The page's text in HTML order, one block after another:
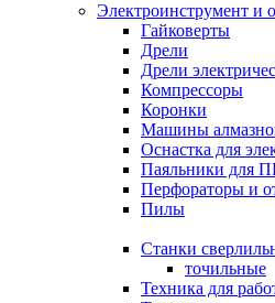
Электроинструмент и
Гайковерты
Дрели
Дрели
Компрессоры
Коронки
Машины
Оснастка для
Паяльники для
Перфораторы и
Пилы
Станки
точильные
Техника для